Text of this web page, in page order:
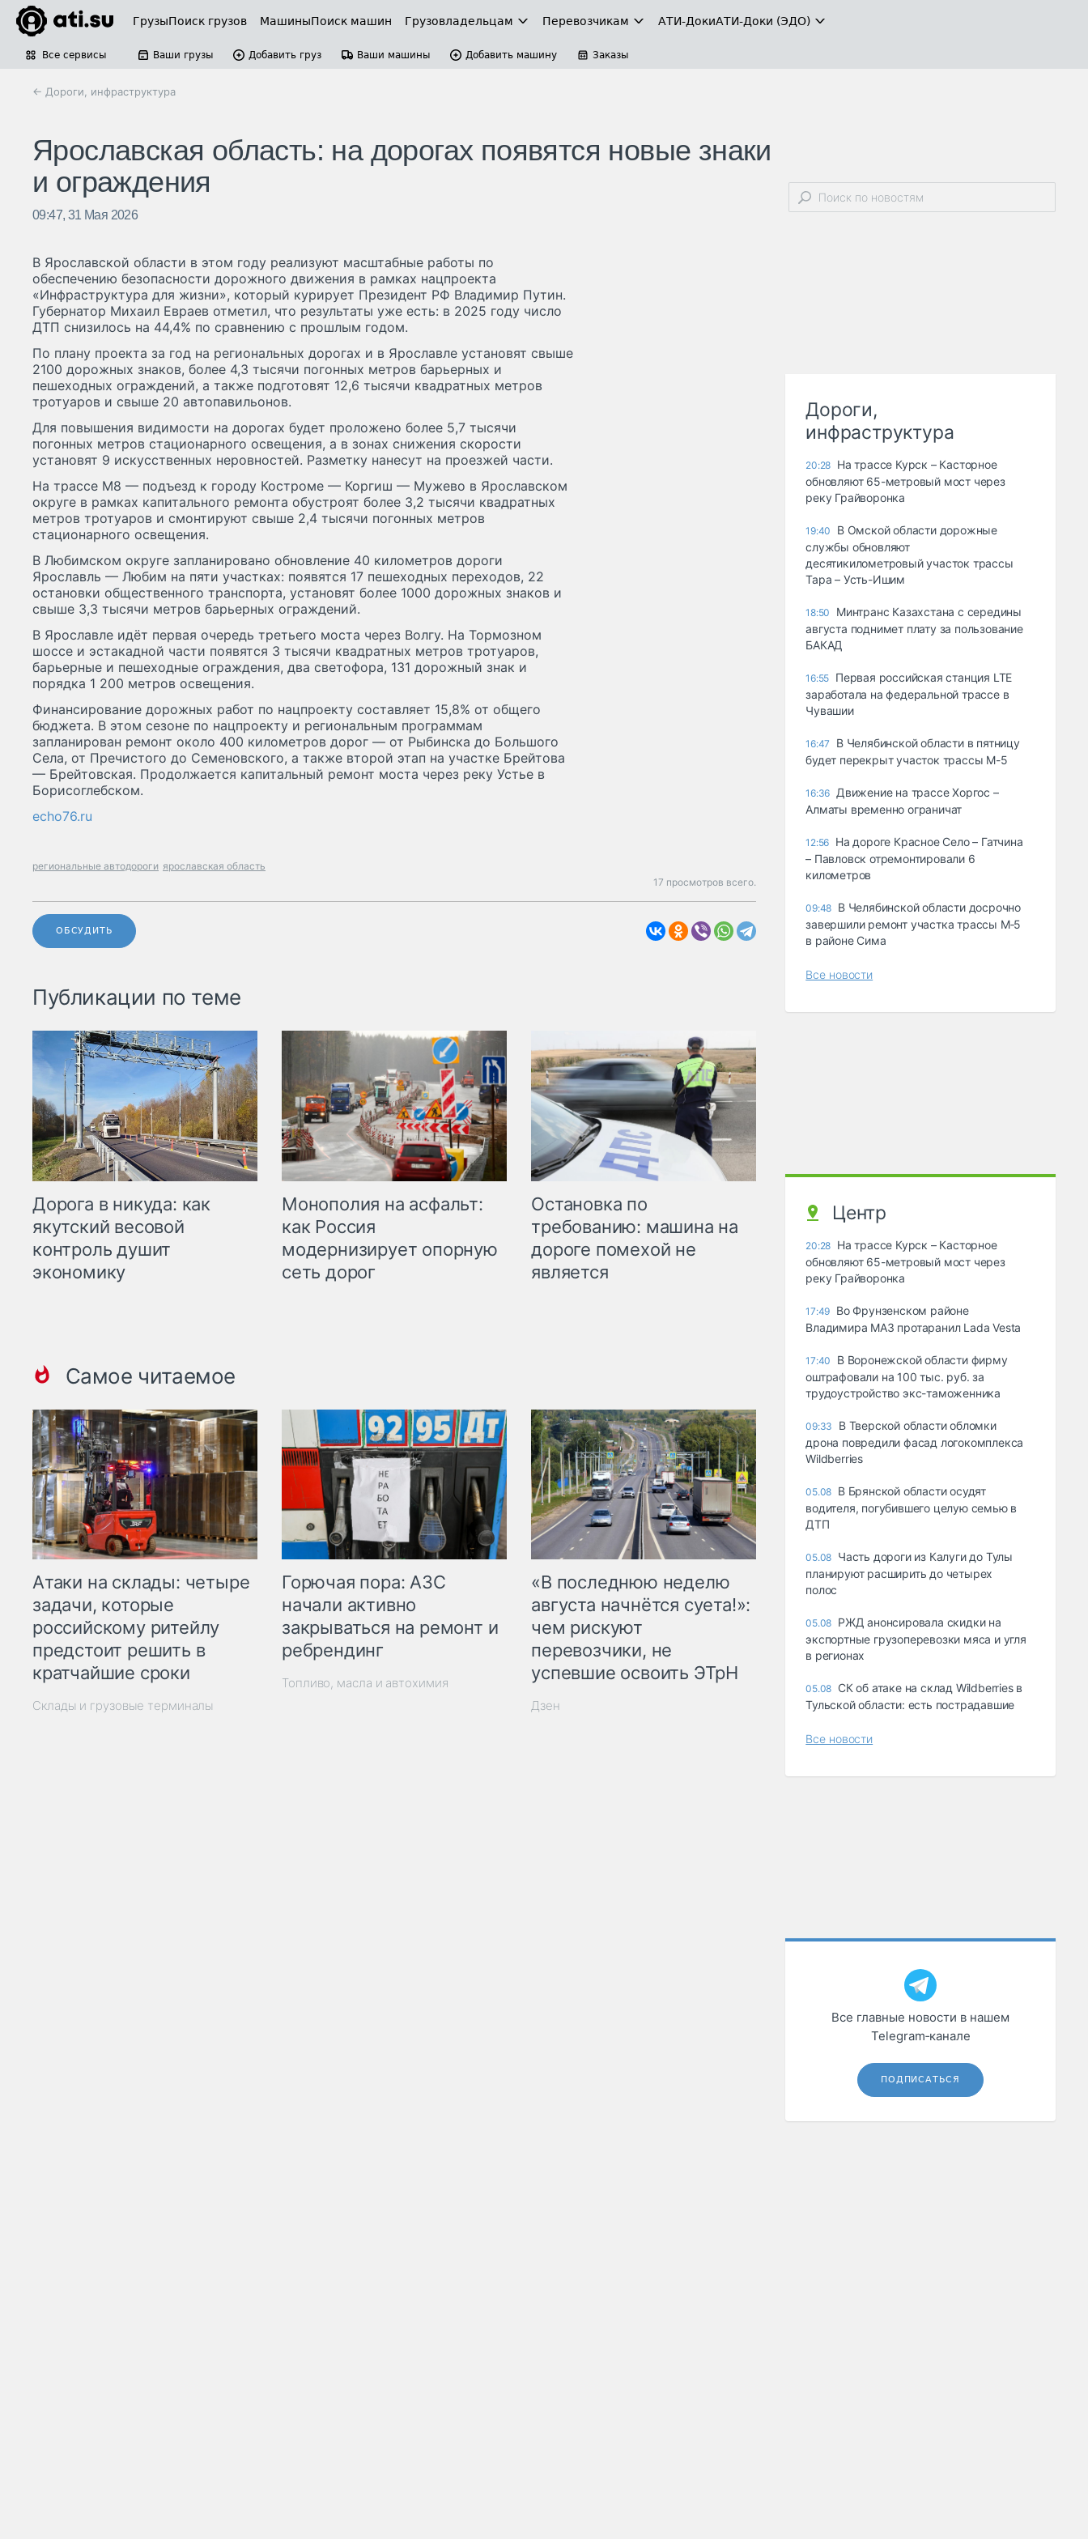
ГрузыПоиск грузов МашиныПоиск машин Грузовладельцам Перевозчикам АТИ-ДокиАТИ-Доки (ЭДО)
Все сервисы Ваши грузы Добавить груз Ваши машины Добавить машину Заказы
← Дороги, инфраструктура
Ярославская область: на дорогах появятся новые знаки
и ограждения
09:47, 31 Мая 2026
В Ярославской области в этом году реализуют масштабные работы по
обеспечению безопасности дорожного движения в рамках нацпроекта
«Инфраструктура для жизни», который курирует Президент РФ Владимир Путин.
Губернатор Михаил Евраев отметил, что результаты уже есть: в 2025 году число
ДТП снизилось на 44,4% по сравнению с прошлым годом.
По плану проекта за год на региональных дорогах и в Ярославле установят свыше
2100 дорожных знаков, более 4,3 тысячи погонных метров барьерных и
пешеходных ограждений, а также подготовят 12,6 тысячи квадратных метров
тротуаров и свыше 20 автопавильонов.
Для повышения видимости на дорогах будет проложено более 5,7 тысячи
погонных метров стационарного освещения, а в зонах снижения скорости
установят 9 искусственных неровностей. Разметку нанесут на проезжей части.
На трассе М8 — подъезд к городу Костроме — Коргиш — Мужево в Ярославском
округе в рамках капитального ремонта обустроят более 3,2 тысячи квадратных
метров тротуаров и смонтируют свыше 2,4 тысячи погонных метров
стационарного освещения.
В Любимском округе запланировано обновление 40 километров дороги
Ярославль — Любим на пяти участках: появятся 17 пешеходных переходов, 22
остановки общественного транспорта, установят более 1000 дорожных знаков и
свыше 3,3 тысячи метров барьерных ограждений.
В Ярославле идёт первая очередь третьего моста через Волгу. На Тормозном
шоссе и эстакадной части появятся 3 тысячи квадратных метров тротуаров,
барьерные и пешеходные ограждения, два светофора, 131 дорожный знак и
порядка 1 200 метров освещения.
Финансирование дорожных работ по нацпроекту составляет 15,8% от общего
бюджета. В этом сезоне по нацпроекту и региональным программам
запланирован ремонт около 400 километров дорог — от Рыбинска до Большого
Села, от Пречистого до Семеновского, а также второй этап на участке Брейтова
— Брейтовская. Продолжается капитальный ремонт моста через реку Устье в
Борисоглебском.
echo76.ru
региональные автодороги ярославская область
17 просмотров всего.
ОБСУДИТЬ
Публикации по теме
Дорога в никуда: как
якутский весовой
контроль душит
экономику
Монополия на асфальт:
как Россия
модернизирует опорную
сеть дорог
Остановка по
требованию: машина на
дороге помехой не
является
Самое читаемое
Атаки на склады: четыре
задачи, которые
российскому ритейлу
предстоит решить в
кратчайшие сроки
Склады и грузовые терминалы
Горючая пора: АЗС
начали активно
закрываться на ремонт и
ребрендинг
Топливо, масла и автохимия
«В последнюю неделю
августа начнётся суета!»:
чем рискуют
перевозчики, не
успевшие освоить ЭТрН
Дзен
Дороги,
инфраструктура
20:28 На трассе Курск – Касторное
обновляют 65-метровый мост через
реку Грайворонка
19:40
В Омской области дорожные
службы обновляют
десятикилометровый участок трассы
Тара – Усть-Ишим
18:50
Минтранс Казахстана с середины
августа поднимет плату за пользование
БАКАД
16:55 Первая российская станция LTE
заработала на федеральной трассе в
Чувашии
16:47
В Челябинской области в пятницу
будет перекрыт участок трассы М-5
16:36 Движение на трассе Хоргос –
Алматы временно ограничат
12:56 На дороге Красное Село – Гатчина
– Павловск отремонтировали 6
километров
09:48 В Челябинской области досрочно
завершили ремонт участка трассы М‑5
в районе Сима
Все новости
Центр
20:28 На трассе Курск – Касторное
обновляют 65-метровый мост через
реку Грайворонка
17:49 Во Фрунзенском районе
Владимира МАЗ протаранил Lada Vesta
17:40
В Воронежской области фирму
оштрафовали на 100 тыс. руб. за
трудоустройство экс-таможенника
09:33
В Тверской области обломки
дрона повредили фасад логокомплекса
Wildberries
05.08 В Брянской области осудят
водителя, погубившего целую семью в
ДТП
05.08 Часть дороги из Калуги до Тулы
планируют расширить до четырех
полос
05.08 РЖД анонсировала скидки на
экспортные грузоперевозки мяса и угля
в регионах
05.08 СК об атаке на склад Wildberries в
Тульской области: есть пострадавшие
Все новости
Все главные новости в нашем
Telegram‑канале
ПОДПИСАТЬСЯ